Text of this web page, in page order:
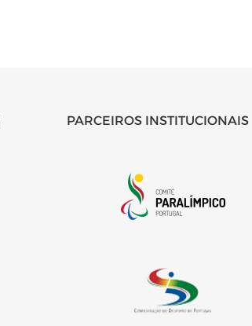
PARCEIROS INSTITUCIONAIS